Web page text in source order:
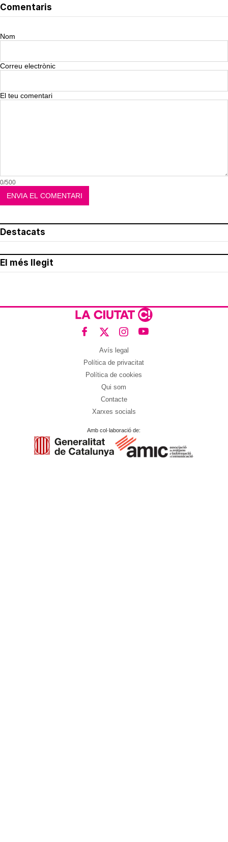
Comentaris
Nom
Correu electrònic
El teu comentari
0/500
Destacats
El més llegit
Avís legal
Política de privacitat
Política de cookies
Qui som
Contacte
Xarxes socials
Amb col·laboració de: